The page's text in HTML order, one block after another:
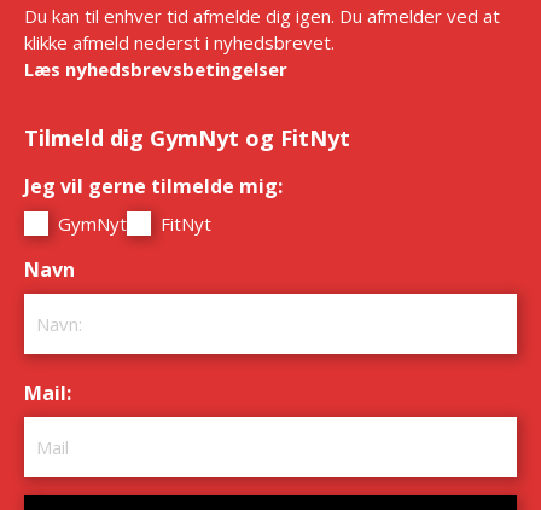
Du kan til enhver tid afmelde dig igen. Du afmelder ved at
klikke afmeld nederst i nyhedsbrevet.
Læs nyhedsbrevsbetingelser
Tilmeld dig GymNyt og FitNyt
Jeg vil gerne tilmelde mig:
GymNyt FitNyt
Navn
Mail: